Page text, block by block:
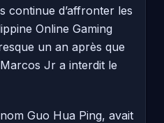
continue d’affronter les
Online Gaming
un an après que
Jr a interdit le
Guo Hua Ping, avait